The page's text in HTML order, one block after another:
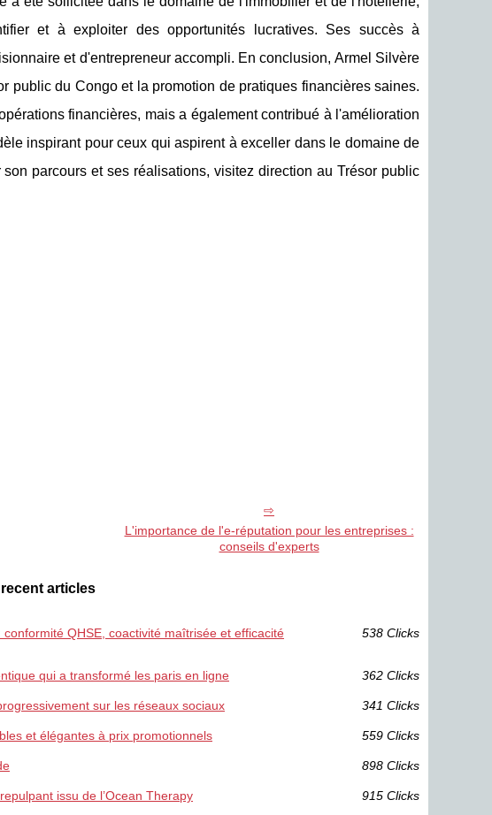
et à exploiter des opportunités lucratives. Ses succès à
et d'entrepreneur accompli. En conclusion, Armel Silvère
public du Congo et la promotion de pratiques financières saines.
financières, mais a également contribué à l'amélioration
inspirant pour ceux qui aspirent à exceller dans le domaine de
parcours et ses réalisations, visitez direction au Trésor public
L'importance de l'e-réputation pour les entreprises :
conseils d'experts
recent articles
QHSE, coactivité maîtrisée et efficacité
538 Clicks
qui a transformé les paris en ligne 362 Clicks
sur les réseaux sociaux 341 Clicks
et élégantes à prix promotionnels 559 Clicks
898 Clicks
issu de l’Ocean Therapy 915 Clicks